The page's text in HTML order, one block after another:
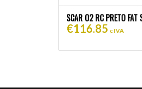
SCAR O2 RC PRETO
€116.85 c IVA